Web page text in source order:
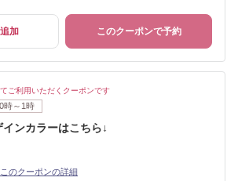
加 このクーポンで予約
ご利用いただくクーポンです
0時～1時
ンカラーはこちら↓
このクーポンの詳細